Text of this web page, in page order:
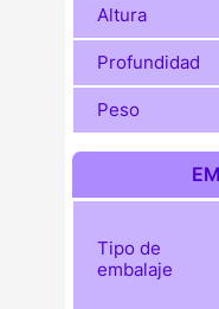
Altura
Profundidad
Peso
Tipo de
embalaje